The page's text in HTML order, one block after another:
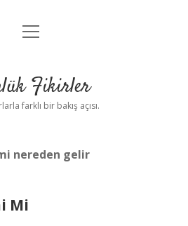
Anasayfa
Yasal Uyarı
menüyü
Fikirler
farklı bir bakış açısı.
nereden gelir
Mi